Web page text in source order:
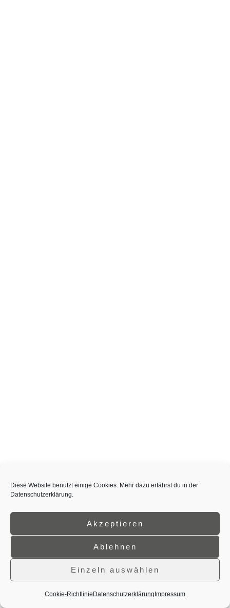
Diese Website benutzt einige Cookies. Mehr dazu erfährst du in der
Datenschutzerklärung.
Akzeptieren
Ablehnen
Einzeln auswählen
Cookie-Richtlinie Datenschutzerklärung Impressum